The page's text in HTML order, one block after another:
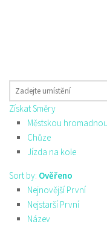
Získat Směry
Městskou
Chůze
Jízda na kole
Sort by: Ověřeno
Nejnovější První
Nejstarší První
Název